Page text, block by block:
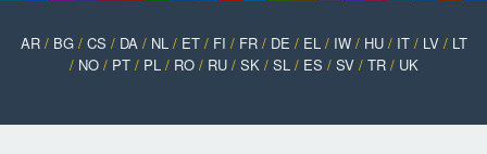
AR/ BG/ CS / DA / NL / ET/ FI / FR/ DE / EL / IW/ HU/ IT/ LV/ LT
/ NO/ PT/ PL / RO/ RU/ SK/ SL / ES / SV/ TR/ UK